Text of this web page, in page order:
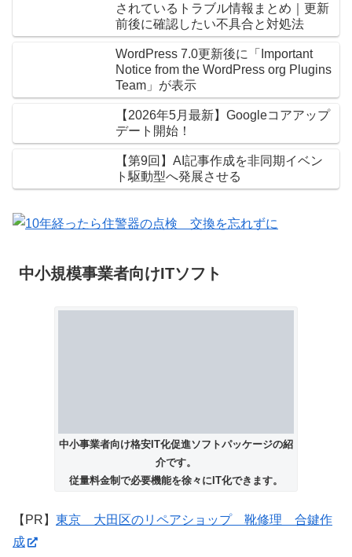
されているトラブル情報まとめ｜更新
前後に確認したい不具合と対処法
WordPress 7.0更新後に「Important
Notice from the WordPress org Plugins
Team」が表示
【2026年5月最新】Googleコアアップ
デート開始！
【第9回】AI記事作成を非同期イベン
ト駆動型へ発展させる
中小規模事業者向けITソフト
中小事業者向け格安IT化促進ソフトパッケージの紹
介です。
従量料金制で必要機能を徐々にIT化できます。
【PR】 東京 大田区のリペアショップ 靴修理 合鍵作
成